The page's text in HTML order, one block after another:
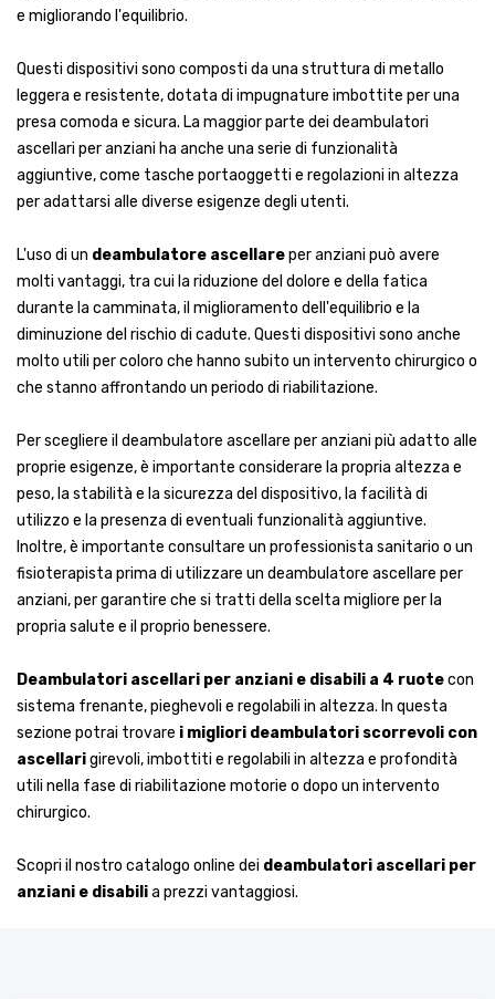
e migliorando l'equilibrio.
Questi dispositivi sono composti da una struttura di metallo
leggera e resistente, dotata di impugnature imbottite per una
presa comoda e sicura. La maggior parte dei deambulatori
ascellari per anziani ha anche una serie di funzionalità
aggiuntive, come tasche portaoggetti e regolazioni in altezza
per adattarsi alle diverse esigenze degli utenti.
L'uso di un deambulatore ascellareper anziani può avere
molti vantaggi, tra cui la riduzione del dolore e della fatica
durante la camminata, il miglioramento dell'equilibrio e la
diminuzione del rischio di cadute. Questi dispositivi sono anche
molto utili per coloro che hanno subito un intervento chirurgico o
che stanno affrontando un periodo di riabilitazione.
Per scegliere il deambulatore ascellare per anziani più adatto alle
proprie esigenze, è importante considerare la propria altezza e
peso, la stabilità e la sicurezza del dispositivo, la facilità di
utilizzo e la presenza di eventuali funzionalità aggiuntive.
Inoltre, è importante consultare un professionista sanitario o un
fisioterapista prima di utilizzare un deambulatore ascellare per
anziani, per garantire che si tratti della scelta migliore per la
propria salute e il proprio benessere.
Deambulatori ascellari per anziani e disabili a 4 ruotecon
sistema frenante, pieghevoli e regolabili in altezza. In questa
sezione potrai trovare i migliori deambulatori scorrevoli con
ascellarigirevoli, imbottiti e regolabili in altezza e profondità
utili nella fase di riabilitazione motorie o dopo un intervento
chirurgico.
Scopri il nostro catalogo online dei deambulatori ascellari per
anziani e disabilia prezzi vantaggiosi.